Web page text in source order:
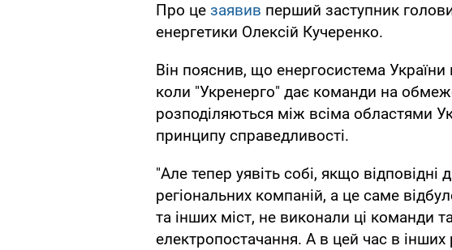
Про це заявив перший заступник
енергетики Олексій Кучеренко.
Він пояснив, що енергосистема
коли "Укренерго" дає команди на
розподіляються між всіма областями
принципу справедливості.
"Але тепер уявіть собі, якщо
регіональних компаній, а це саме
та інших міст, не виконали ці команди
електропостачання. А в цей час в інших